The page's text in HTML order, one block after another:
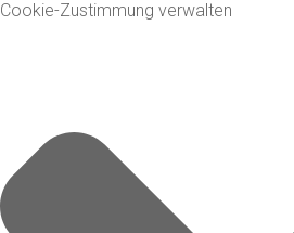
Cookie-Zustimmung verwalten